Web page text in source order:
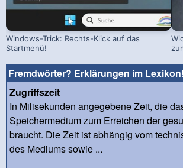
Windows-Trick: Rechts-Klick auf das
Startmenü!
Fremdwörter? Erklärungen im Lexikon!
Zugriffszeit
In Milisekunden angegebene Zeit, die
Speichermedium zum Erreichen der
braucht. Die Zeit ist abhängig vom
des Mediums sowie ...